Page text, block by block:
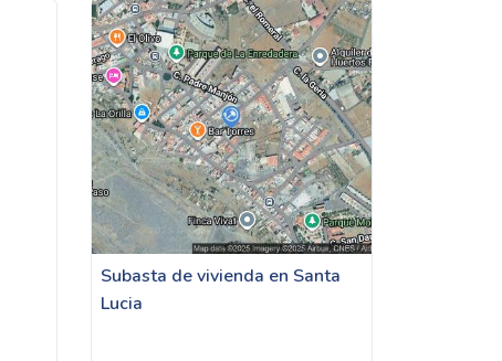
Subasta de vivienda en Santa
Lucia